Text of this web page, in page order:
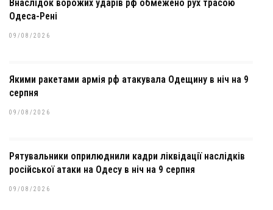
Внаслідок ворожих ударів рф обмежено рух трасою
Одеса-Рені
09/08/2026
Якими ракетами армія рф атакувала Одещину в ніч на 9
серпня
09/08/2026
Рятувальники оприлюднили кадри ліквідації наслідків
російської атаки на Одесу в ніч на 9 серпня
09/08/2026